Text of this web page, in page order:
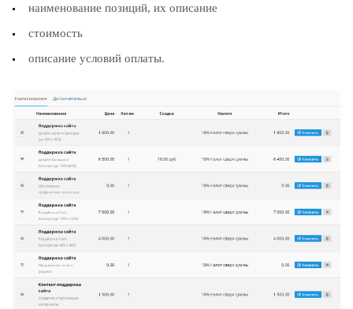
наименование позиций, их описание
стоимость
описание условий оплаты.